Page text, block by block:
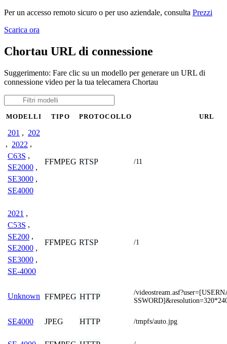
Per un accesso remoto sicuro o per uso aziendale, consulta Prezzi
Scarica ora
Chortau URL di connessione
Suggerimento: Fare clic su un modello per generare un URL di
connessione video per la tua telecamera Chortau
MODELLI TIPO PROTOCOLLO URL
201 , 202
, 2022 ,
C63S ,
SE2000 ,
SE3000 ,
SE4000
FFMPEG RTSP /11
2021 ,
C53S ,
SE200 ,
SE2000 ,
SE3000 ,
SE-4000
FFMPEG RTSP /1
Unknown FFMPEG HTTP
/
SE4000 JPEG HTTP /tmpfs/auto.jpg